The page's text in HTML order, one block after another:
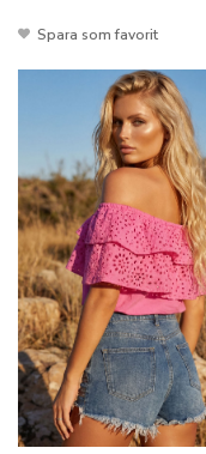
Spara som favorit